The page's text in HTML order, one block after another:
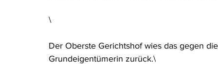
\
Der Oberste Gerichtshof wies das gegen
Grundeigentümerin zurück.\